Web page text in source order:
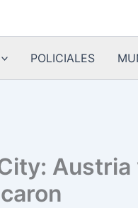
POLICIALES
Austria